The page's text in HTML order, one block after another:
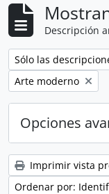
Descripción
Remove filter:
Sólo las
Remove filter:
Arte moderno
Opciones
Imprimir vista
Ordenar por: